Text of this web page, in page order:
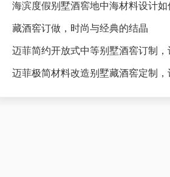
海滨度假别墅酒窖地中海材料设计
藏酒窖订做，时尚与经典的结晶
迈菲简约开放式中等别墅酒窖订制
迈菲极简材料改造别墅藏酒窖定制